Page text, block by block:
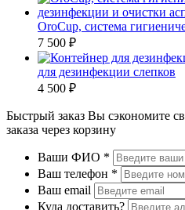
OroCup, система
7 500 ₽
для дезинфекции слепков
4 500 ₽
Быстрый заказ Вы сэкономите
заказа через корзину
Ваши ФИО *
Ваш телефон *
Ваш email
Куда доставить?